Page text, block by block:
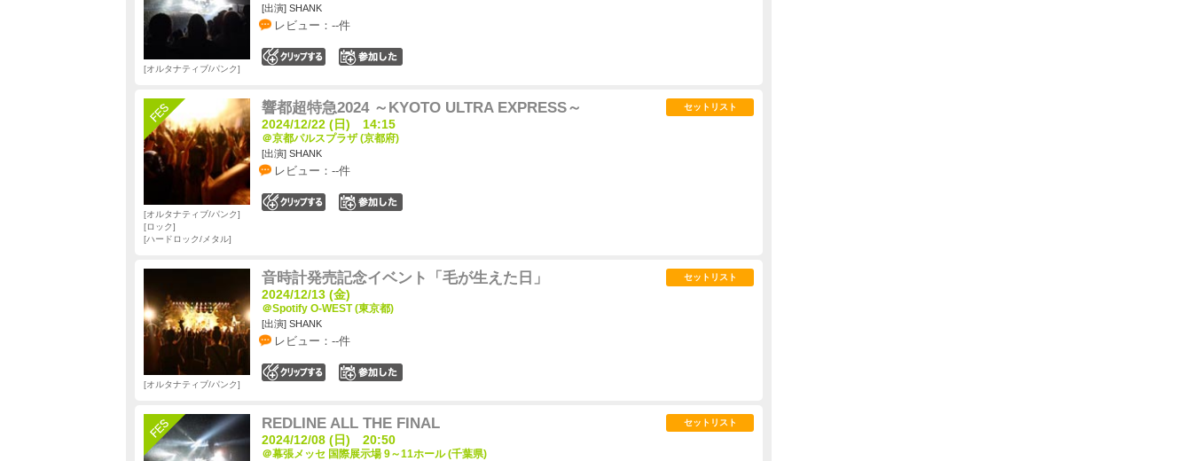
[出演] SHANK
レビュー：--件
オルタナティブ/パンク
響都超特急2024 ～KYOTO ULTRA EXPRESS～
2024/12/22 (日) 14:15
＠京都パルスプラザ (京都府)
[出演] SHANK
レビュー：--件
セットリスト
オルタナティブ/パンク
ロック
ハードロック/メタル
音時計発売記念イベント「毛が生えた日」
2024/12/13 (金)
＠Spotify O-WEST (東京都)
[出演] SHANK
レビュー：--件
セットリスト
オルタナティブ/パンク
REDLINE ALL THE FINAL
2024/12/08 (日) 20:50
＠幕張メッセ 国際展示場 9～11ホール (千葉県)
セットリスト